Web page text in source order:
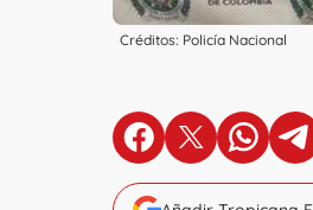
Créditos: Policía Nacional
en Facebook
en X en